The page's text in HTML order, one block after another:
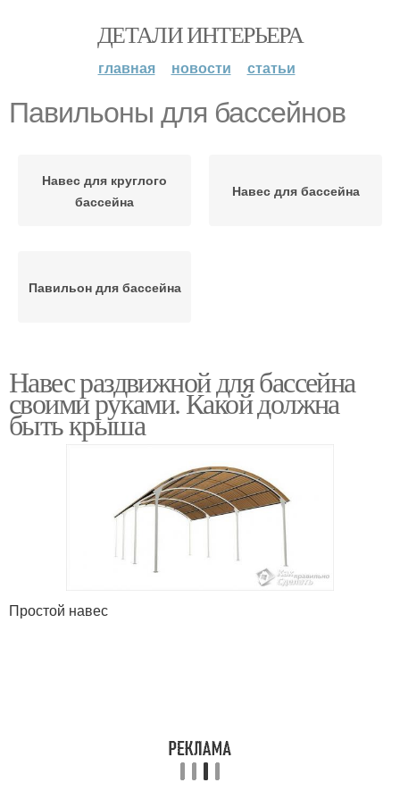
ДЕТАЛИ ИНТЕРЬЕРА
главная новости статьи
Павильоны для бассейнов
Навес для круглого
бассейна
Навес для бассейна
Павильон для бассейна
Навес раздвижной для бассейна
своими руками. Какой должна
быть крыша
Простой навес